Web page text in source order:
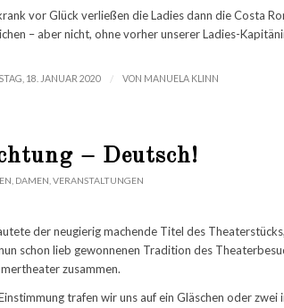
vor Glück verließen die Ladies dann die Costa
– aber nicht, ohne vorher unserer Ladies-
18. JANUAR 2020 / VON MANUELA KLINN
– Deutsch!
DAMEN ,VERANSTALTUNGEN
der neugierig machende Titel des
schon lieb gewonnenen Tradition des
zusammen.
trafen wir uns auf ein Gläschen oder